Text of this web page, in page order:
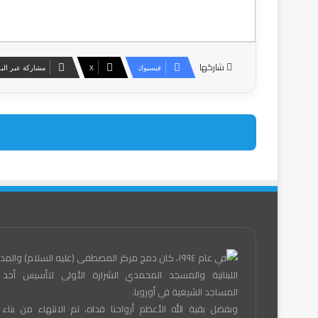
شاركها فيسبوك ‫X مشاركة عبر
في عام ١٩٩٤، كان دمج مركز المصطفى (عليه السلام)
اللبنانية والمسجد المحمدي الشرارة الأولى لتأسيس أحد
المساجد الشيعية في أوروبا.
وبفضل بقية الله الأعظم أرواحنا فداه، تم الانتهاء من